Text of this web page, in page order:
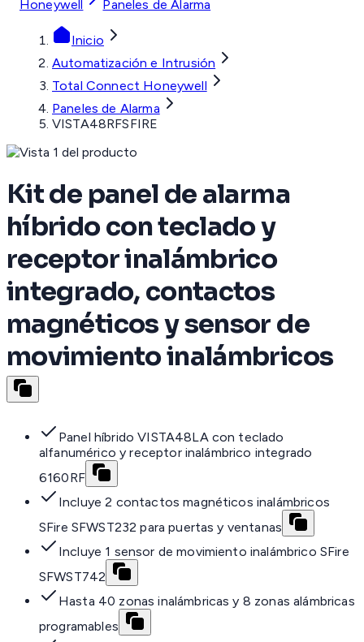
Honeywell
Paneles de Alarma
Inicio
Automatización e Intrusión
Total Connect Honeywell
Paneles de Alarma
VISTA48RFSFIRE
Kit de panel de alarma
híbrido con teclado y
receptor inalámbrico
integrado, contactos
magnéticos y sensor de
movimiento inalámbricos
Panel híbrido VISTA48LA con teclado
alfanumérico y receptor inalámbrico integrado
6160RF
Incluye 2 contactos magnéticos inalámbricos
SFire SFWST232 para puertas y ventanas
Incluye 1 sensor de movimiento inalámbrico SFire
SFWST742
Hasta 40 zonas inalámbricas y 8 zonas alámbricas
programables